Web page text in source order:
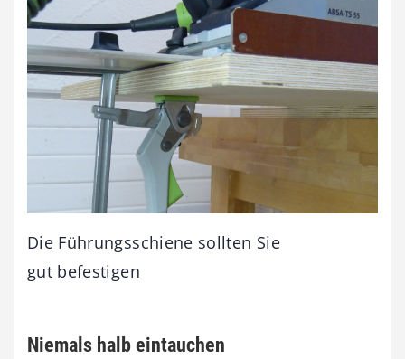
Die Führungsschiene sollten Sie
gut befestigen
Niemals halb eintauchen